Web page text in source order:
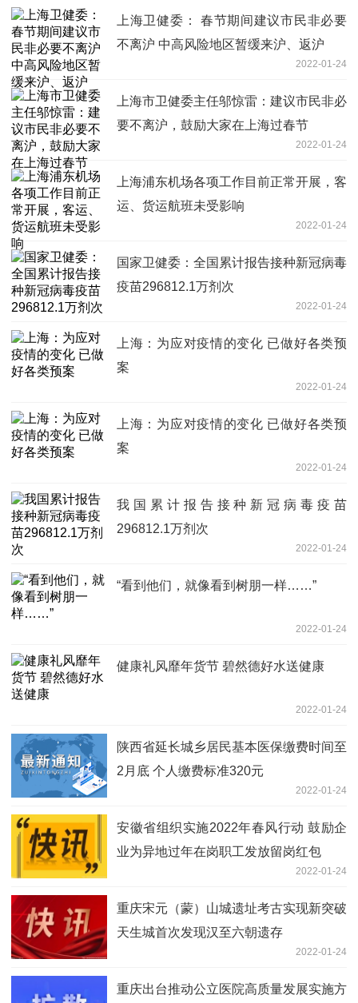
上海卫健委： 春节期间建议市民非必要
不离沪 中高风险地区暂缓来沪、返沪
2022-01-24
上海市卫健委主任邬惊雷：建议市民非必
要不离沪，鼓励大家在上海过春节
2022-01-24
上海浦东机场各项工作目前正常开展，客
运、货运航班未受影响
2022-01-24
国家卫健委：全国累计报告接种新冠病毒
疫苗296812.1万剂次
2022-01-24
上海：为应对疫情的变化 已做好各类预
案
2022-01-24
上海：为应对疫情的变化 已做好各类预
案
2022-01-24
我国累计报告接种新冠病毒疫苗
296812.1万剂次
2022-01-24
“看到他们，就像看到树朋一样……”
2022-01-24
健康礼风靡年货节 碧然德好水送健康
2022-01-24
陕西省延长城乡居民基本医保缴费时间至
2月底 个人缴费标准320元
2022-01-24
安徽省组织实施2022年春风行动 鼓励企
业为异地过年在岗职工发放留岗红包
2022-01-24
重庆宋元（蒙）山城遗址考古实现新突破
天生城首次发现汉至六朝遗存
2022-01-24
重庆出台推动公立医院高质量发展实施方